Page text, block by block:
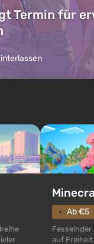
Termin für
Ab €5
auf